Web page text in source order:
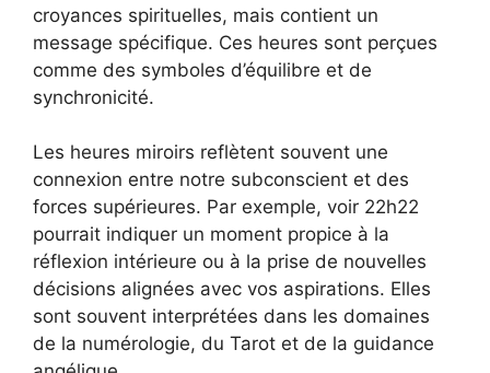
croyances spirituelles, mais contient un
message spécifique. Ces heures sont perçues
comme des symboles d’équilibre et de
synchronicité.
Les heures miroirs reflètent souvent une
connexion entre notre subconscient et des
forces supérieures. Par exemple, voir 22h22
pourrait indiquer un moment propice à la
réflexion intérieure ou à la prise de nouvelles
décisions alignées avec vos aspirations. Elles
sont souvent interprétées dans les domaines
de la numérologie, du Tarot et de la guidance